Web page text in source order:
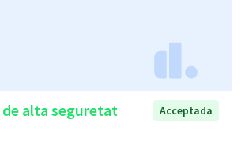
alta seguretat
Acceptada